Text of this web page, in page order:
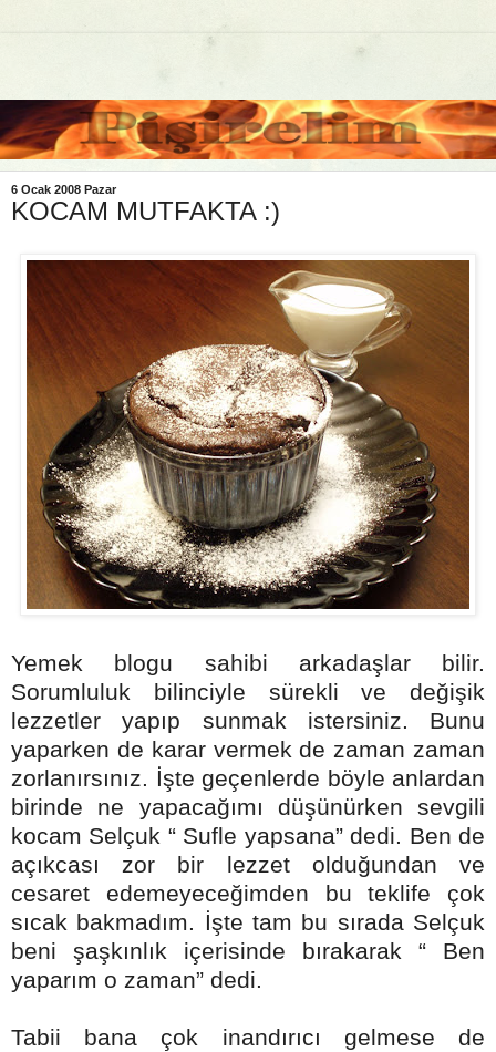
6 Ocak 2008 Pazar
KOCAM MUTFAKTA :)
Yemek blogu sahibi arkadaşlar bilir.
Sorumluluk bilinciyle sürekli ve değişik
lezzetler yapıp sunmak istersiniz. Bunu
yaparken de karar vermek de zaman zaman
zorlanırsınız. İşte geçenlerde böyle anlardan
birinde ne yapacağımı düşünürken sevgili
kocam Selçuk “ Sufle yapsana” dedi. Ben de
açıkcası zor bir lezzet olduğundan ve
cesaret edemeyeceğimden bu teklife çok
sıcak bakmadım. İşte tam bu sırada Selçuk
beni şaşkınlık içerisinde bırakarak “ Ben
yaparım o zaman” dedi.
Tabii bana çok inandırıcı gelmese de